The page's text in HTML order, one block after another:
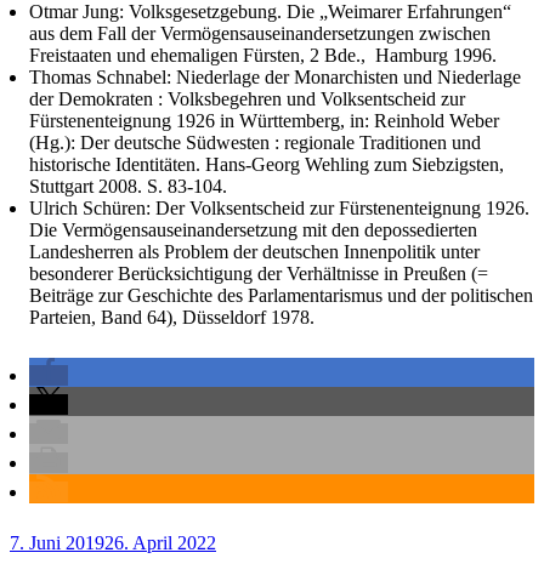
Otmar Jung: Volksgesetzgebung. Die „Weimarer Erfahrungen“
aus dem Fall der Vermögensauseinandersetzungen zwischen
Freistaaten und ehemaligen Fürsten, 2 Bde., Hamburg 1996.
Thomas Schnabel: Niederlage der Monarchisten und Niederlage
der Demokraten : Volksbegehren und Volksentscheid zur
Fürstenenteignung 1926 in Württemberg, in: Reinhold Weber
(Hg.): Der deutsche Südwesten : regionale Traditionen und
historische Identitäten. Hans-Georg Wehling zum Siebzigsten,
Stuttgart 2008. S. 83-104.
Ulrich Schüren: Der Volksentscheid zur Fürstenenteignung 1926.
Die Vermögensauseinandersetzung mit den depossedierten
Landesherren als Problem der deutschen Innenpolitik unter
besonderer Berücksichtigung der Verhältnisse in Preußen (=
Beiträge zur Geschichte des Parlamentarismus und der politischen
Parteien, Band 64), Düsseldorf 1978.
Veröffentlicht
7. Juni 201926. April 2022